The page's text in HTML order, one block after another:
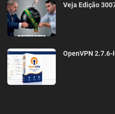
Veja Edição
OpenVPN 2.7.6-